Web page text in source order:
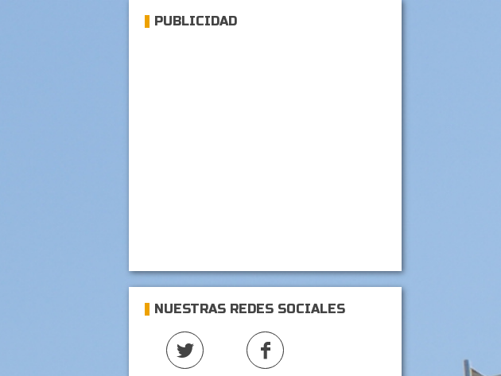
PUBLICIDAD
NUESTRAS REDES SOCIALES